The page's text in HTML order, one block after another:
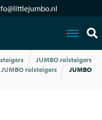
JUMBO rolsteigers
rolsteigers
JUMBO